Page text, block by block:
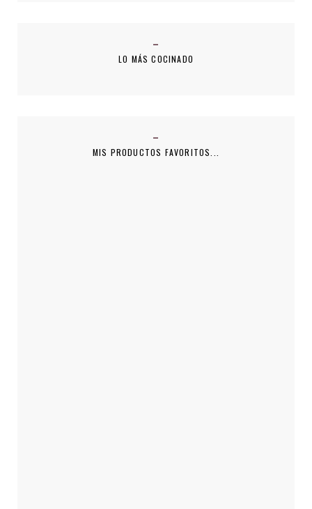
LO MÁS COCINADO
MIS PRODUCTOS FAVORITOS...